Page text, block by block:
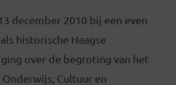
december 2010 bij een even
historische Haagse
over de begroting van het
Cultuur en